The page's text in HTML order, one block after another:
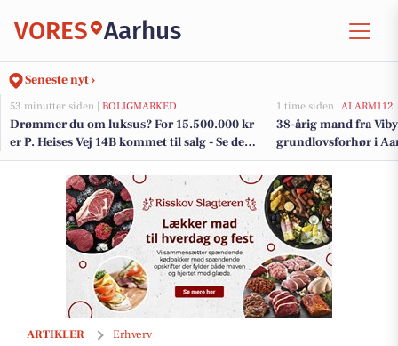
VORES Aarhus
Seneste nyt ›
53 minutter siden | BOLIGMARKED
Drømmer du om luksus? For 15.500.000 kr
er P. Heises Vej 14B kommet til salg - Se den
og de dyreste boliger til salg her
1 time siden | ALARM112
38-årig mand fra
grundlovsforhør i
ARTIKLER Erhverv
Sådan sikrer du din huds sundhed de næste 20 år med skin longevity